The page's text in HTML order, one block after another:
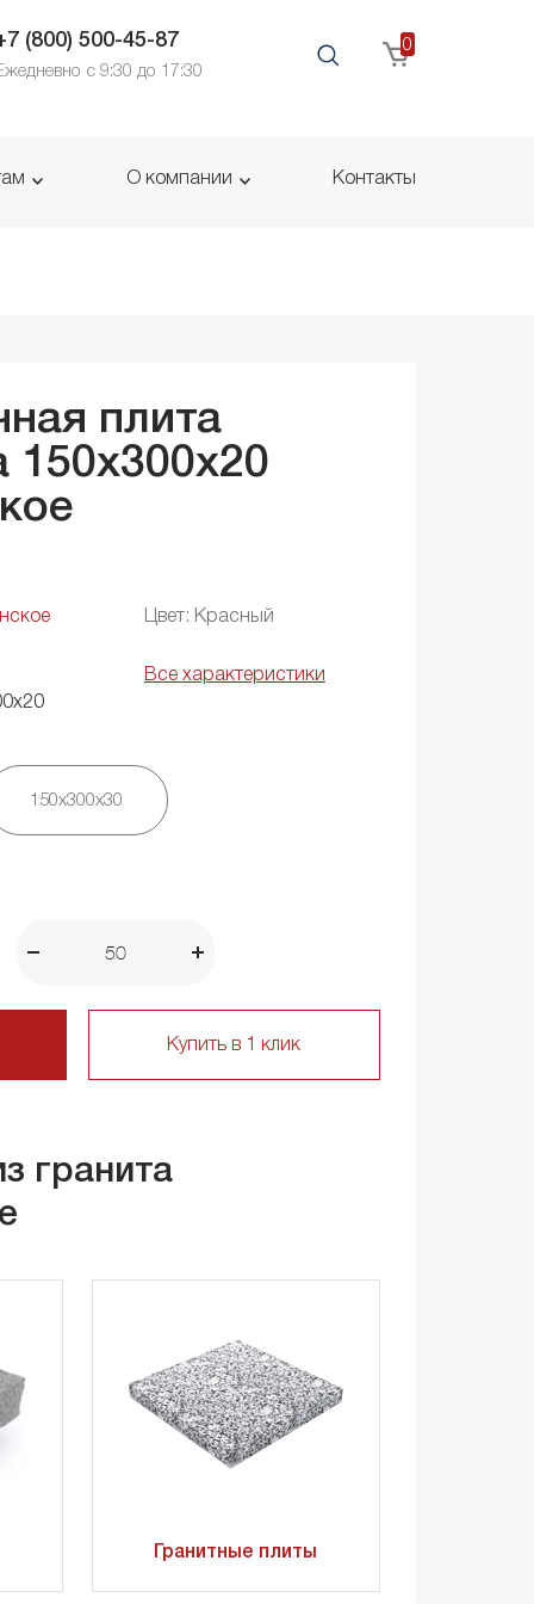
(800) 500-45-87
с 9:30 до 17:30
0
О компании Контакты
плита
150x300x20
Цвет: Красный
Все характеристики
150х300х30
Купить в 1 клик
гранита
Гранитные плиты